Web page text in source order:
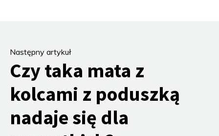
Następny artykuł
Czy taka mata z
kolcami z poduszką
nadaje się dla